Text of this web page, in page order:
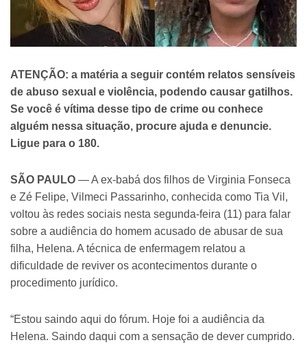
ATENÇÃO: a matéria a seguir contém relatos sensíveis
de abuso sexual e violência, podendo causar gatilhos.
Se você é vítima desse tipo de crime ou conhece
alguém nessa situação, procure ajuda e denuncie.
Ligue para o 180.
SÃO PAULO — A ex-babá dos filhos de Virginia Fonseca
e Zé Felipe, Vilmeci Passarinho, conhecida como Tia Vil,
voltou às redes sociais nesta segunda-feira (11) para falar
sobre a audiência do homem acusado de abusar de sua
filha, Helena. A técnica de enfermagem relatou a
dificuldade de reviver os acontecimentos durante o
procedimento jurídico.
“Estou saindo aqui do fórum. Hoje foi a audiência da
Helena. Saindo daqui com a sensação de dever cumprido.